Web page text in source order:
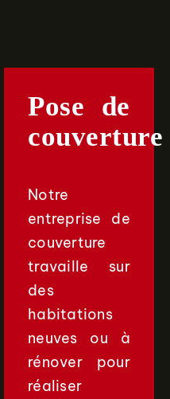
Pose de
couverture
Notre
entreprise de
couverture
travaille sur
des
habitations
neuves ou à
rénover pour
réaliser